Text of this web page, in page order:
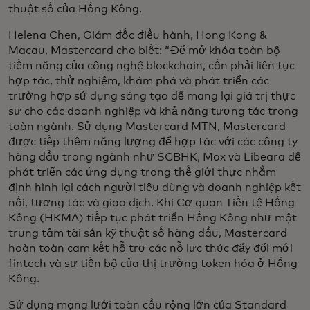
thuật số của Hồng Kông.
Helena Chen, Giám đốc điều hành, Hong Kong &
Macau, Mastercard cho biết: “Để mở khóa toàn bộ
tiềm năng của công nghệ blockchain, cần phải liên tục
hợp tác, thử nghiệm, khám phá và phát triển các
trường hợp sử dụng sáng tạo để mang lại giá trị thực
sự cho các doanh nghiệp và khả năng tương tác trong
toàn ngành. Sử dụng Mastercard MTN, Mastercard
được tiếp thêm năng lượng để hợp tác với các công ty
hàng đầu trong ngành như SCBHK, Mox và Libeara để
phát triển các ứng dụng trong thế giới thực nhằm
định hình lại cách người tiêu dùng và doanh nghiệp kết
nối, tương tác và giao dịch. Khi Cơ quan Tiền tệ Hồng
Kông (HKMA) tiếp tục phát triển Hồng Kông như một
trung tâm tài sản kỹ thuật số hàng đầu, Mastercard
hoàn toàn cam kết hỗ trợ các nỗ lực thúc đẩy đổi mới
fintech và sự tiến bộ của thị trường token hóa ở Hồng
Kông.
Sử dụng mạng lưới toàn cầu rộng lớn của Standard